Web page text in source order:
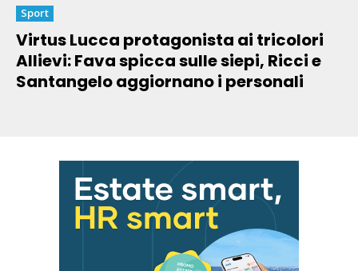
Sport
Virtus Lucca protagonista ai tricolori
Allievi: Fava spicca sulle siepi, Ricci e
Santangelo aggiornano i personali